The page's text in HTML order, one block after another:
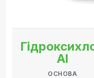
Al
ОСНОВА